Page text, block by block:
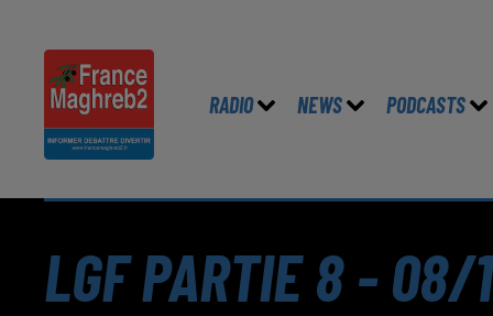
RADIO NEWS PODCASTS
LGF PARTIE 8 -